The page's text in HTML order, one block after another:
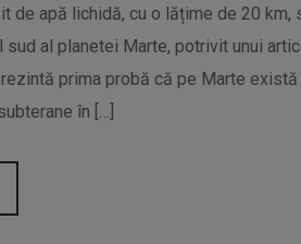
de apă lichidă, cu o lățime de 20
sud al planetei Marte, potrivit unui
prima probă că pe Marte
în […]